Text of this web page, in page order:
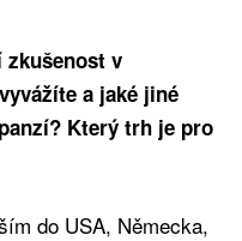
v
a jaké jiné
Který trh je pro
do USA, Německa,